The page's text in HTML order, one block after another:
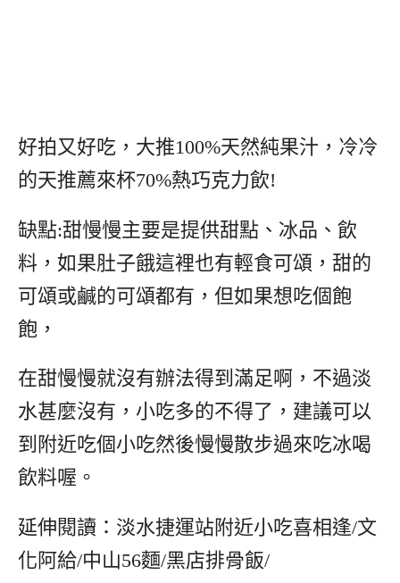
好拍又好吃，大推100%天然純果汁，冷冷
的天推薦來杯70%熱巧克力飲!
缺點:甜慢慢主要是提供甜點、冰品、飲
料，如果肚子餓這裡也有輕食可頌，甜的
可頌或鹹的可頌都有，但如果想吃個飽
飽，
在甜慢慢就沒有辦法得到滿足啊，不過淡
水甚麼沒有，小吃多的不得了，建議可以
到附近吃個小吃然後慢慢散步過來吃冰喝
飲料喔。
延伸閱讀：淡水捷運站附近小吃喜相逢/文
化阿給/中山56麵/黑店排骨飯/